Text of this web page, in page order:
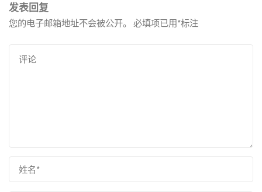
发表回复
您的电子邮箱地址不会被公开。 必填项已用*标注